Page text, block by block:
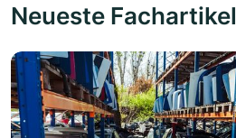
Neueste Fachartikel